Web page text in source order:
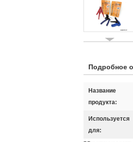
Подробное
Название
продукта:
Используется
для: